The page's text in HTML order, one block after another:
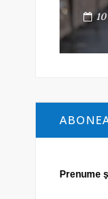
Prenume